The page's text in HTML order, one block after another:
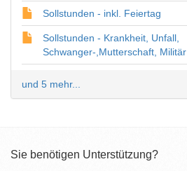
Sollstunden - inkl. Feiertag
Sollstunden - Krankheit, Unfall,
Schwanger-,Mutterschaft, Militär
und 5 mehr...
Sie benötigen Unterstützung?